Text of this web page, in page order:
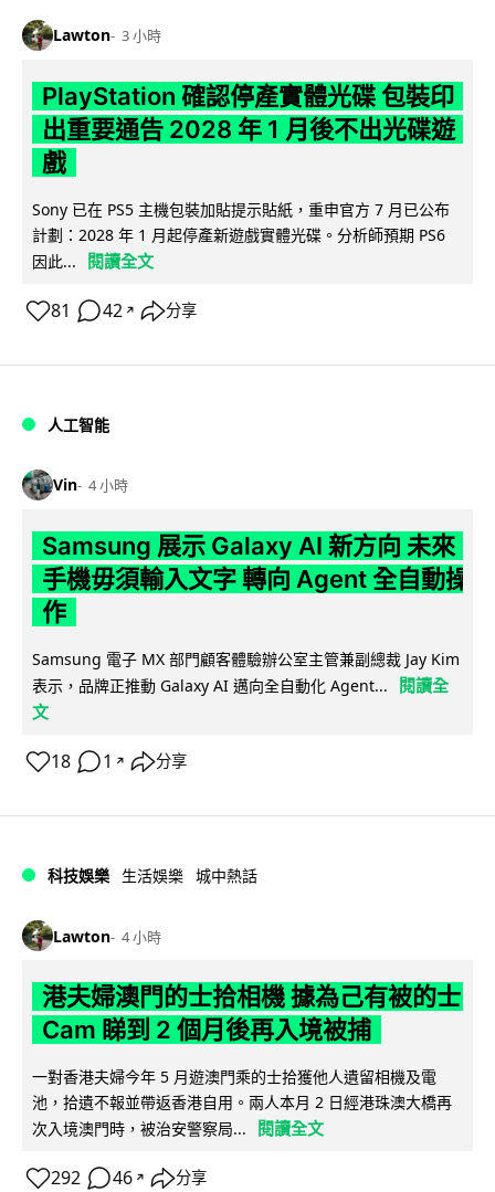
Lawton 3 小時
PlayStation 確認停產實體光碟 包裝印
出重要通告 2028 年 1 月後不出光碟遊
戲
Sony 已在 PS5 主機包裝加貼提示貼紙，重申官方 7 月已公布
計劃：2028 年 1 月起停產新遊戲實體光碟。分析師預期 PS6
因此...
閱讀全文
81 42 ↗ 分享
人工智能
Vin 4 小時
Samsung 展示 Galaxy AI 新方向 未來
手機毋須輸入文字 轉向 Agent 全自動操
作
Samsung 電子 MX 部門顧客體驗辦公室主管兼副總裁 Jay Kim
表示，品牌正推動 Galaxy AI 邁向全自動化 Agent...
閱讀全
文
18 1 ↗ 分享
科技娛樂 生活娛樂 城中熱話
Lawton 4 小時
港夫婦澳門的士拾相機 據為己有被的士
Cam 睇到 2 個月後再入境被捕
一對香港夫婦今年 5 月遊澳門乘的士拾獲他人遺留相機及電
池，拾遺不報並帶返香港自用。兩人本月 2 日經港珠澳大橋再
次入境澳門時，被治安警察局...
閱讀全文
292 46 ↗ 分享